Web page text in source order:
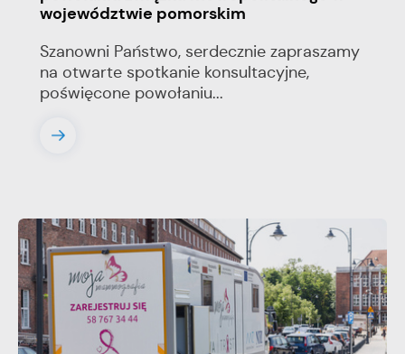
województwie pomorskim
Szanowni Państwo, serdecznie zapraszamy
na otwarte spotkanie konsultacyjne,
poświęcone powołaniu...